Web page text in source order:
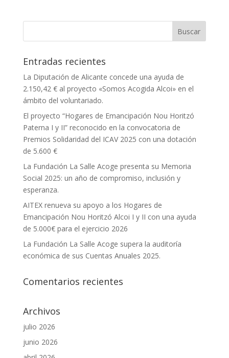
Entradas recientes
La Diputación de Alicante concede una ayuda de
2.150,42 € al proyecto «Somos Acogida Alcoi» en el
ámbito del voluntariado.
El proyecto “Hogares de Emancipación Nou Horitzó
Paterna I y II” reconocido en la convocatoria de
Premios Solidaridad del ICAV 2025 con una dotación
de 5.600 €
La Fundación La Salle Acoge presenta su Memoria
Social 2025: un año de compromiso, inclusión y
esperanza.
AITEX renueva su apoyo a los Hogares de
Emancipación Nou Horitzó Alcoi I y II con una ayuda
de 5.000€ para el ejercicio 2026
La Fundación La Salle Acoge supera la auditoría
económica de sus Cuentas Anuales 2025.
Comentarios recientes
Archivos
julio 2026
junio 2026